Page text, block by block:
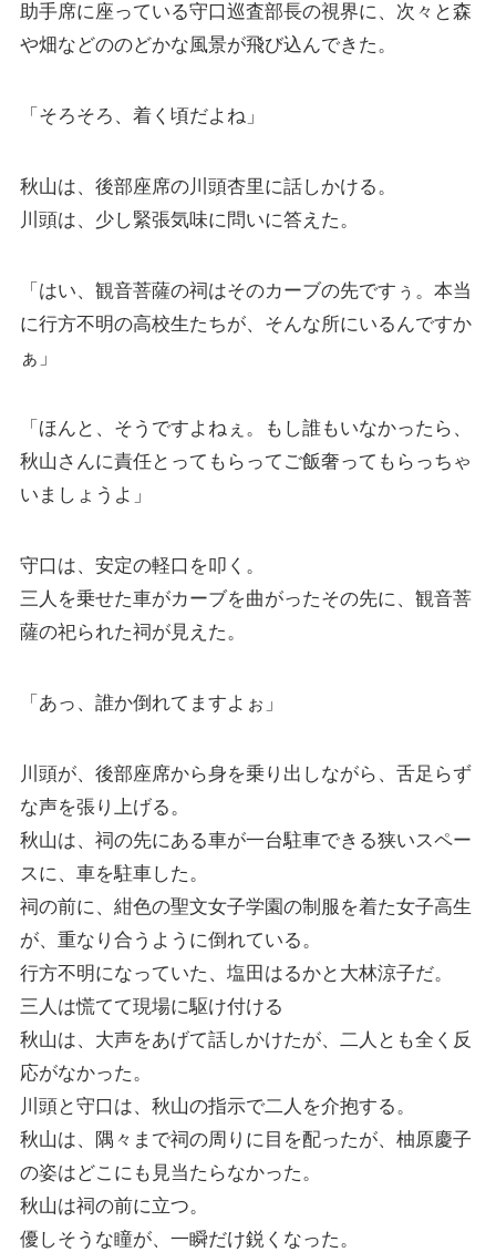
助手席に座っている守口巡査部長の視界に、次々と森
や畑などののどかな風景が飛び込んできた。
「そろそろ、着く頃だよね」
秋山は、後部座席の川頭杏里に話しかける。
川頭は、少し緊張気味に問いに答えた。
「はい、観音菩薩の祠はそのカーブの先ですぅ。本当
に行方不明の高校生たちが、そんな所にいるんですか
ぁ」
「ほんと、そうですよねぇ。もし誰もいなかったら、
秋山さんに責任とってもらってご飯奢ってもらっちゃ
いましょうよ」
守口は、安定の軽口を叩く。
三人を乗せた車がカーブを曲がったその先に、観音菩
薩の祀られた祠が見えた。
「あっ、誰か倒れてますよぉ」
川頭が、後部座席から身を乗り出しながら、舌足らず
な声を張り上げる。
秋山は、祠の先にある車が一台駐車できる狭いスペー
スに、車を駐車した。
祠の前に、紺色の聖文女子学園の制服を着た女子高生
が、重なり合うように倒れている。
行方不明になっていた、塩田はるかと大林涼子だ。
三人は慌てて現場に駆け付ける
秋山は、大声をあげて話しかけたが、二人とも全く反
応がなかった。
川頭と守口は、秋山の指示で二人を介抱する。
秋山は、隅々まで祠の周りに目を配ったが、柚原慶子
の姿はどこにも見当たらなかった。
秋山は祠の前に立つ。
優しそうな瞳が、一瞬だけ鋭くなった。